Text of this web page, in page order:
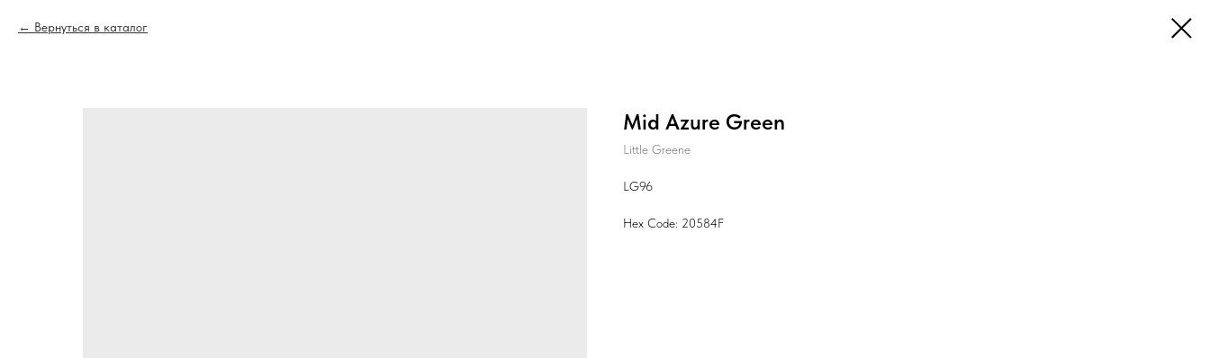
Вернуться в каталог
Mid Azure Green
Little Greene
LG96
Hex Code: 20584F